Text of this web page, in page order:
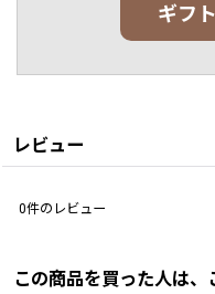
ギフ
レビュー
0件のレビュー
この商品を買った人は